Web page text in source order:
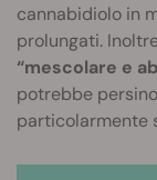
cannabidiolo in
prolungati.
“mescolare e
potrebbe
particolarmente